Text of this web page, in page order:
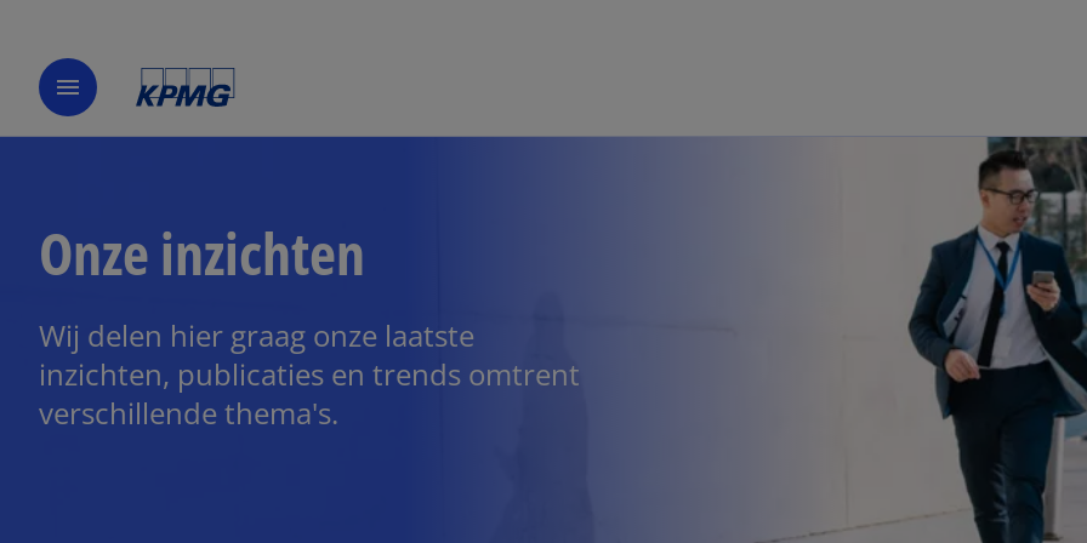
menu
Onze inzichten
Wij delen hier graag onze laatste
inzichten, publicaties en trends omtrent
verschillende thema's.